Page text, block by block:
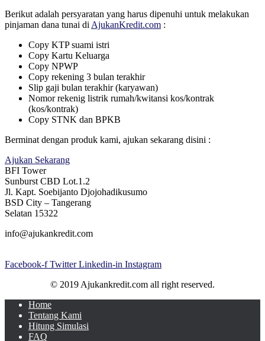
Berikut adalah persyaratan yang harus dipenuhi untuk melakukan
pinjaman dana tunai di AjukanKredit.com :
Copy KTP suami istri
Copy Kartu Keluarga
Copy NPWP
Copy rekening 3 bulan terakhir
Slip gaji bulan terakhir (karyawan)
Nomor rekenig listrik rumah/kwitansi kos/kontrak
(kos/kontrak)
Copy STNK dan BPKB
Berminat dengan produk kami, ajukan sekarang disini :
Ajukan Sekarang
BFI Tower
Sunburst CBD Lot.1.2
Jl. Kapt. Soebijanto Djojohadikusumo
BSD City – Tangerang
Selatan 15322
info@ajukankredit.com
Facebook-f Twitter Linkedin-in Instagram
© 2019 Ajukankredit.com all right reserved.
Home
Tentang Kami
Hitung Simulasi
FAQ